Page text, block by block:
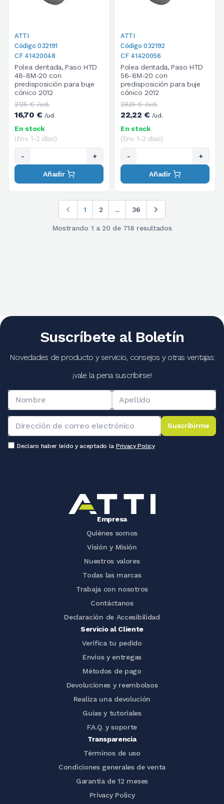
ATTI
Código 032191
CF 41420048
Polea dentada, Paso HTD
48-8M-20 con
predisposición para buje
cónico 2012
21,15 € /ud.
16,70 €/ud.
En stock
(Env. 1-2 días)
- +
Añadir
ATTI
Código 032192
CF 41420056
Polea dentada, Paso HTD
56-8M-20 con
predisposición para buje
cónico 2012
28,15 € /ud.
22,22 €/ud.
En stock
(Env. 1-2 días)
- +
Añadir
1 2 ... 36
Mostrando 1 a20 de 718 resultados
Suscríbete al Boletín
Novedades de producto y servicio, consejos y otras ventajas:
¡vale la pena suscribirse!
Suscribirme
Declaro haber leído y aceptado la Privacy Policy
Empresa
Quiénes somos
Visión y Misión
Nuestros valores
Todas las marcas
Trabaja con nosotros
Contáctanos
Declaración de Accesibilidad
Servicio al Cliente
Verifica tu pedido
Envíos y entregas
Métodos de pago
Devoluciones y reembolsos
Realiza una devolución
Guías y tutoriales
F.A.Q. y soporte
Transparencia
Términos de uso
Condiciones generales de venta
Garantía de 12 meses
Privacy Policy